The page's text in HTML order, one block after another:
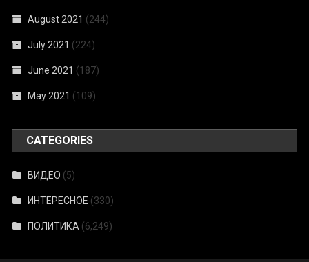
August 2021 (244)
July 2021 (224)
June 2021 (187)
May 2021 (109)
CATEGORIES
ВИДЕО (5)
ИНТЕРЕСНОЕ (330)
ПОЛИТИКА (6,249)